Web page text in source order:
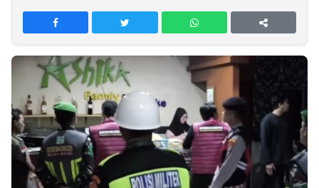
PT
TREETAN
INDONESIA
Partner
Insight
NTB
Suara
Time
Lens
IDN
Daily
Jogja
Jalan
Rakyat
Idealita
News
Kita
Notice
Dinamikapost.com
Radar
Baru
Seedbacklink